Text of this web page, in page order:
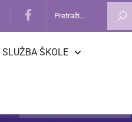
ŠKOLE